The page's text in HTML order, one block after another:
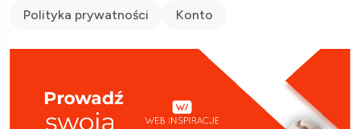
Polityka prywatności
Konto